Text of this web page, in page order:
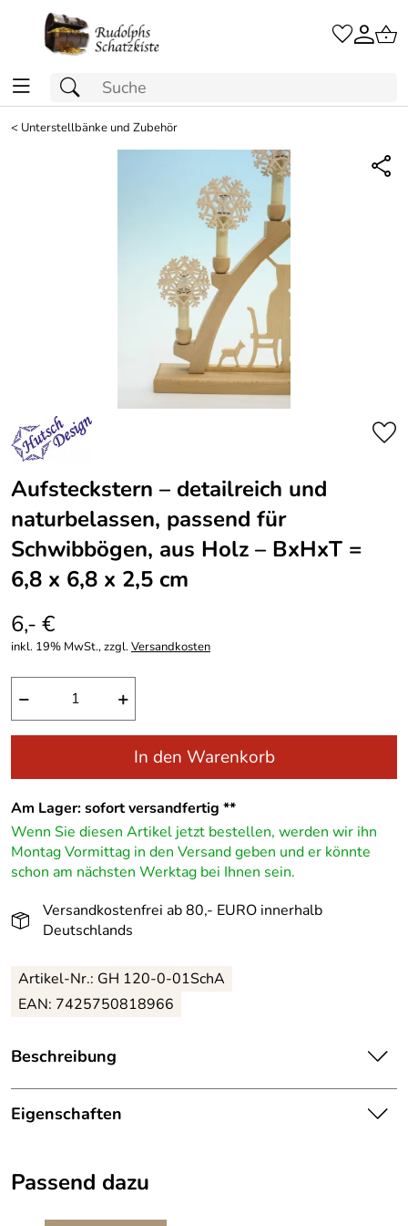
< Unterstellbänke und Zubehör
Aufsteckstern – detailreich und
naturbelassen, passend für
Schwibbögen, aus Holz – BxHxT =
6,8 x 6,8 x 2,5 cm
6,- €
inkl. 19% MwSt., zzgl.Versandkosten
− +
In den Warenkorb
Am Lager: sofort versandfertig **
Wenn Sie diesen Artikel jetzt bestellen, werden wir ihn
Montag Vormittag in den Versand geben und er könnte
schon am nächsten Werktag bei Ihnen sein.
Versandkostenfrei ab 80,- EURO innerhalb
Deutschlands
Artikel-Nr.: GH 120-0-01SchA
EAN: 7425750818966
Beschreibung
Handgefertigter, leuchtender Aufsteckstern für
Schwibbogen – Höhe ca. 6,8 cm
Note. Gefertigt in Seiffen beeindruckt er durch detailreiche
Eigenschaften
Hersteller:
Passend dazu